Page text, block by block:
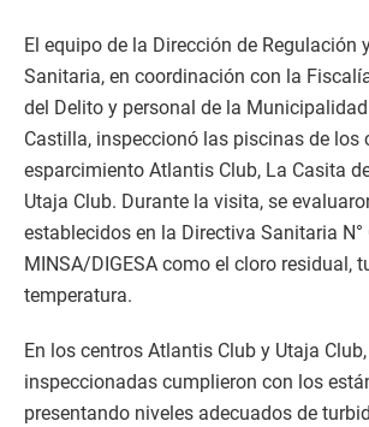
El equipo de la Dirección de Regulación
Sanitaria, en coordinación con la
del Delito y personal de la
Castilla, inspeccionó las piscinas de los
esparcimiento Atlantis Club, La Casita
Utaja Club. Durante la visita, se
establecidos en la Directiva Sanitaria N°
MINSA/DIGESA como el cloro residual,
temperatura.
En los centros Atlantis Club y Utaja
inspeccionadas cumplieron con los
presentando niveles adecuados de